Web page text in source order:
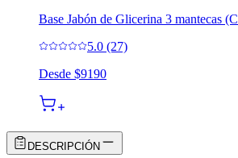
Base Jabón de Glicerina 3 mantecas
5.0 (27)
Desde $9190
DESCRIPCIÓN